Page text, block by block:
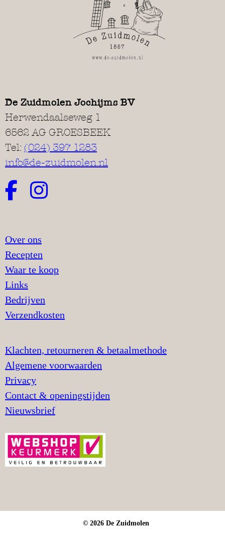
De Zuidmolen Jochijms BV
Herwendaalseweg 1
6562 AG GROESBEEK
Tel: (024) 397 1283
info@de-zuidmolen.nl
Over ons
Recepten
Waar te koop
Links
Bedrijven
Verzendkosten
Klachten, retourneren & betaalmethode
Algemene voorwaarden
Privacy
Contact & openingstijden
Nieuwsbrief
© 2026 De Zuidmolen